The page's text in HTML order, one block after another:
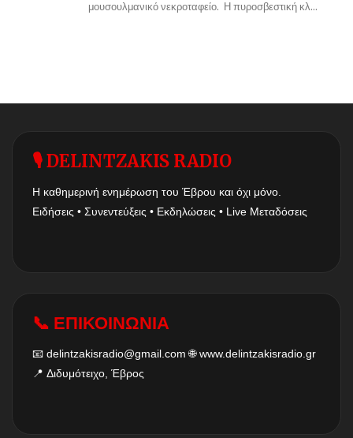
μουσουλμανικό νεκροταφείο. Η πυροσβεστική κλ...
🎙 DELINTZAKIS RADIO
Η καθημερινή ενημέρωση του Έβρου και όχι μόνο.
Ειδήσεις • Συνεντεύξεις • Εκδηλώσεις • Live Μεταδόσεις
📞 ΕΠΙΚΟΙΝΩΝΙΑ
📧 delintzakisradio@gmail.com🌐www.delintzakisradio.gr
📍 Διδυμότειχο, Έβρος